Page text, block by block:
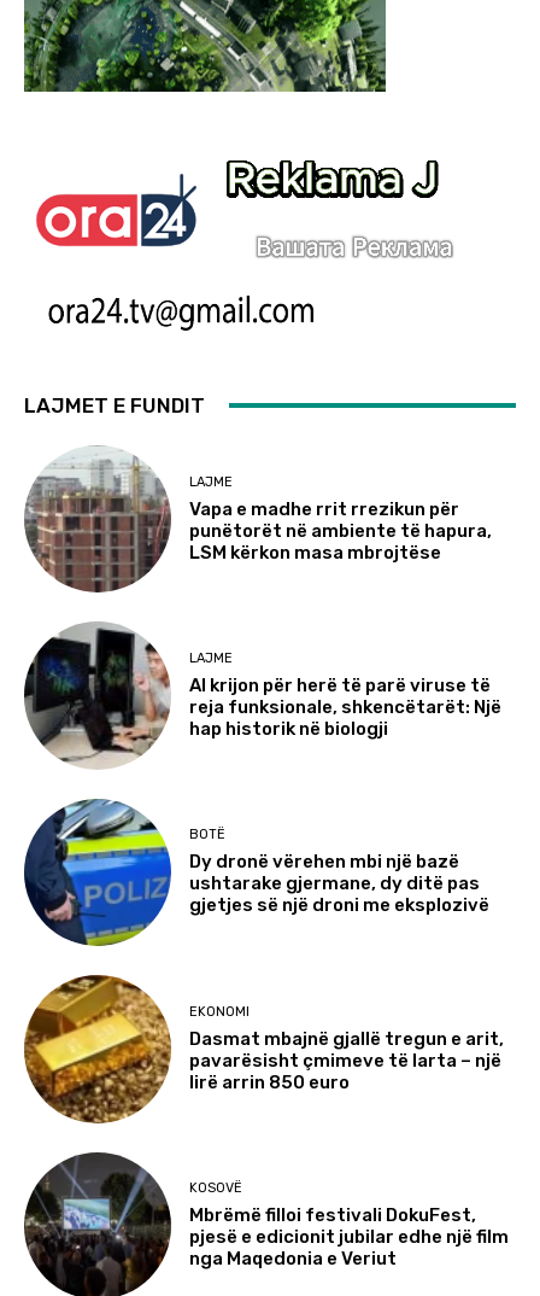
LAJMET E FUNDIT
LAJME
Vapa e madhe rrit rrezikun për
punëtorët në ambiente të hapura,
LSM kërkon masa mbrojtëse
LAJME
AI krijon për herë të parë viruse të
reja funksionale, shkencëtarët: Një
hap historik në biologji
BOTË
Dy dronë vërehen mbi një bazë
ushtarake gjermane, dy ditë pas
gjetjes së një droni me eksplozivë
EKONOMI
Dasmat mbajnë gjallë tregun e arit,
pavarësisht çmimeve të larta – një
lirë arrin 850 euro
KOSOVË
Mbrëmë filloi festivali DokuFest,
pjesë e edicionit jubilar edhe një film
nga Maqedonia e Veriut